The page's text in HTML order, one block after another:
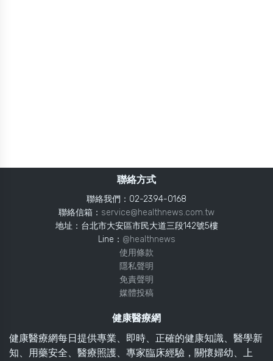
聯絡方式
聯絡我們：02-2394-0168
聯絡信箱： service@healthnews.com.tw
地址：台北市大安區市民大道三段142號5樓
Line： @healthnews
使用條款
隱私聲明
免責聲明
媒體投稿
健康醫療網
健康醫療網每日提供專業、即時、正確的健康知識、醫學新
知、用藥安全、醫療照護、專家臨床經驗，關懷婦幼、上